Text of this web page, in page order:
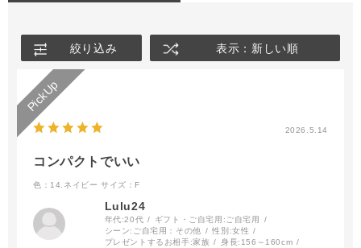
絞り込み 表示：新しい順
2026.5.14
コンパクトでいい
色：14.ネイビー サイズ：F
Lulu24
年代:20代 ギフト・ご自宅用:ご自宅用
シーン: ご自宅用：その他 性別:女性
プレゼントするお相手:家族 身長: 156～160cm